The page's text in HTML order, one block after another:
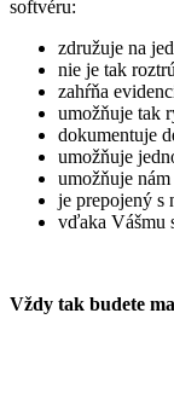
softvéru:
združuje na
nie je tak
zahŕňa
umožňuje tak
dokumentuje
umožňuje
umožňuje
je prepojený s
vďaka Vášmu
Vždy tak budete